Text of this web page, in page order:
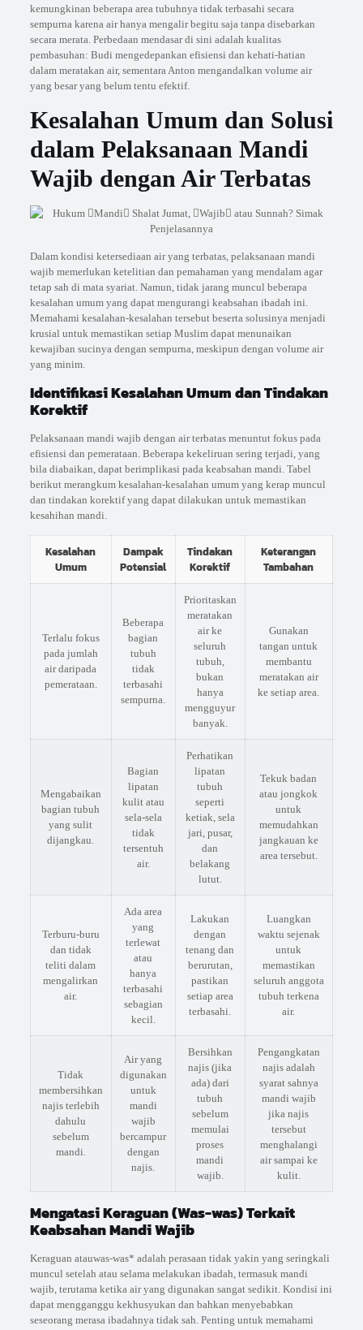
kemungkinan beberapa area tubuhnya tidak terbasahi secara
sempurna karena air hanya mengalir begitu saja tanpa disebarkan
secara merata. Perbedaan mendasar di sini adalah kualitas
pembasuhan: Budi mengedepankan efisiensi dan kehati-hatian
dalam meratakan air, sementara Anton mengandalkan volume air
yang besar yang belum tentu efektif.
Kesalahan Umum dan Solusi
dalam Pelaksanaan Mandi
Wajib dengan Air Terbatas
Dalam kondisi ketersediaan air yang terbatas, pelaksanaan mandi
wajib memerlukan ketelitian dan pemahaman yang mendalam agar
tetap sah di mata syariat. Namun, tidak jarang muncul beberapa
kesalahan umum yang dapat mengurangi keabsahan ibadah ini.
Memahami kesalahan-kesalahan tersebut beserta solusinya menjadi
krusial untuk memastikan setiap Muslim dapat menunaikan
kewajiban sucinya dengan sempurna, meskipun dengan volume air
yang minim.
Identifikasi Kesalahan Umum dan Tindakan
Korektif
Pelaksanaan mandi wajib dengan air terbatas menuntut fokus pada
efisiensi dan pemerataan. Beberapa kekeliruan sering terjadi, yang
bila diabaikan, dapat berimplikasi pada keabsahan mandi. Tabel
berikut merangkum kesalahan-kesalahan umum yang kerap muncul
dan tindakan korektif yang dapat dilakukan untuk memastikan
kesahihan mandi.
Kesalahan
Umum
Dampak
Potensial
Tindakan
Korektif
Keterangan
Tambahan
Terlalu fokus
pada jumlah
air daripada
pemerataan.
Beberapa
bagian
tubuh
tidak
terbasahi
sempurna.
Prioritaskan
meratakan
air ke
seluruh
tubuh,
bukan
hanya
mengguyur
banyak.
Gunakan
tangan untuk
membantu
meratakan air
ke setiap area.
Mengabaikan
bagian tubuh
yang sulit
dijangkau.
Bagian
lipatan
kulit atau
sela-sela
tidak
tersentuh
air.
Perhatikan
lipatan
tubuh
seperti
ketiak, sela
jari, pusar,
dan
belakang
lutut.
Tekuk badan
atau jongkok
untuk
memudahkan
jangkauan ke
area tersebut.
Terburu-buru
dan tidak
teliti dalam
mengalirkan
air.
Ada area
yang
terlewat
atau
hanya
terbasahi
sebagian
kecil.
Lakukan
dengan
tenang dan
berurutan,
pastikan
setiap area
terbasahi.
Luangkan
waktu sejenak
untuk
memastikan
seluruh anggota
tubuh terkena
air.
Tidak
membersihkan
najis terlebih
dahulu
sebelum
mandi.
Air yang
digunakan
untuk
mandi
wajib
bercampur
dengan
najis.
Bersihkan
najis (jika
ada) dari
tubuh
sebelum
memulai
proses
mandi
wajib.
Pengangkatan
najis adalah
syarat sahnya
mandi wajib
jika najis
tersebut
menghalangi
air sampai ke
kulit.
Mengatasi Keraguan (Was-was) Terkait
Keabsahan Mandi Wajib
Keraguan atauwas-was* adalah perasaan tidak yakin yang seringkali
muncul setelah atau selama melakukan ibadah, termasuk mandi
wajib, terutama ketika air yang digunakan sangat sedikit. Kondisi ini
dapat mengganggu kekhusyukan dan bahkan menyebabkan
seseorang merasa ibadahnya tidak sah. Penting untuk memahami